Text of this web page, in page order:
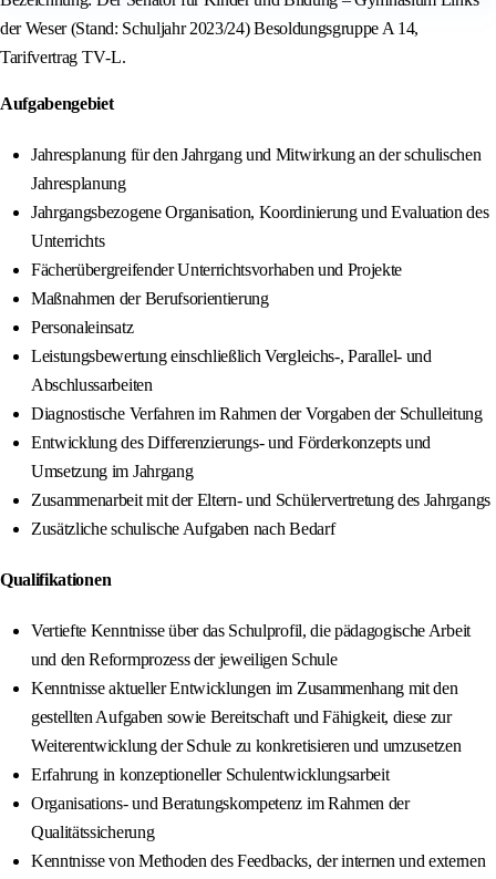
der Weser (Stand: Schuljahr 2023/24) Besoldungsgruppe A 14,
Tarifvertrag TV‑L.
Aufgabengebiet
Jahresplanung für den Jahrgang und Mitwirkung an der schulischen
Jahresplanung
Jahrgangsbezogene Organisation, Koordinierung und Evaluation des
Unterrichts
Fächerübergreifender Unterrichtsvorhaben und Projekte
Maßnahmen der Berufsorientierung
Personaleinsatz
Leistungsbewertung einschließlich Vergleichs-, Parallel- und
Abschlussarbeiten
Diagnostische Verfahren im Rahmen der Vorgaben der Schulleitung
Entwicklung des Differenzierungs- und Förderkonzepts und
Umsetzung im Jahrgang
Zusammenarbeit mit der Eltern- und Schülervertretung des Jahrgangs
Zusätzliche schulische Aufgaben nach Bedarf
Qualifikationen
Vertiefte Kenntnisse über das Schulprofil, die pädagogische Arbeit
und den Reformprozess der jeweiligen Schule
Kenntnisse aktueller Entwicklungen im Zusammenhang mit den
gestellten Aufgaben sowie Bereitschaft und Fähigkeit, diese zur
Weiterentwicklung der Schule zu konkretisieren und umzusetzen
Erfahrung in konzeptioneller Schulentwicklungsarbeit
Organisations- und Beratungskompetenz im Rahmen der
Qualitätssicherung
Kenntnisse von Methoden des Feedbacks, der internen und externen